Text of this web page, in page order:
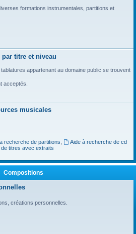
formations instrumentales, partitions et
par titre et niveau
appartenant au domaine public se trouvent
acceptés.
musicales
recherche de partitions
Aide à recherche de cd
titres avec extraits
Compositions
créations personnelles.